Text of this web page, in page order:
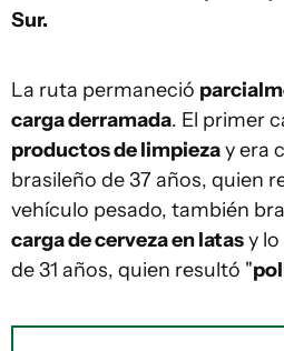
Sur.
La ruta permaneció
carga derramada. El primer
productos de limpiezay era
brasileño de 37 años, quien
vehículo pesado, también
carga de cerveza en latasy
de 31 años, quien resultó "